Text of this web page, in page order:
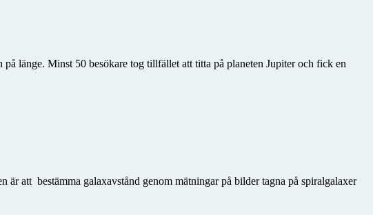
länge. Minst 50 besökare tog tillfället att titta på planeten Jupiter och fick en
att bestämma galax­avstånd genom mätningar på bilder tagna på spiralgalaxer